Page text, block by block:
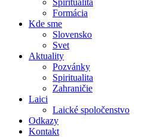
Spiritualita
Formácia
Kde sme
Slovensko
Svet
Aktuality
Pozvánky
Spiritualita
Zahraničie
Laici
Laické spoločenstvo
Odkazy
Kontakt